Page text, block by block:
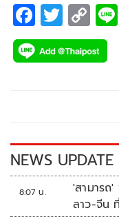
F
ac
e
k
T
wi
tt
C
o
p
k
NEWS UPDATE
8:07 น.
'สามารถ
ลาว-จีน